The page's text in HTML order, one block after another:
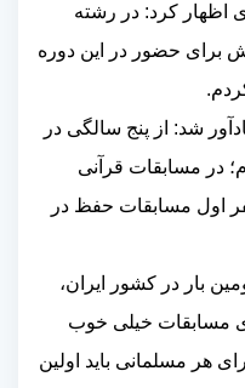
اظهار کرد: در رشته
برای حضور در این دوره
ادامه یادآور شد: از پنج سالگی در
در مسابقات قرآنی
اول مسابقات حفظ در
بار در کشور ایران،
مسابقات خیلی خوب
هر مسلمانی باید اولین